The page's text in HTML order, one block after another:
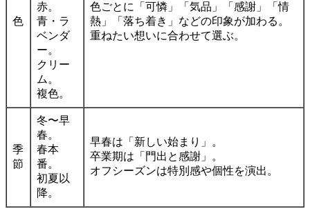
色
赤。
青・ラ
ベンダ
ー。
クリー
ム。
複色。
色ごとに「可憐」「気品」「感謝」「情
熱」「落ち着き」などの印象が加わる。
重ねたい想いに合わせて選ぶ。
季
節
冬〜早
春。
春本
番。
初夏以
降。
早春は「新しい始まり」。
卒業期は「門出と感謝」。
オフシーズンは特別感や個性を演出。